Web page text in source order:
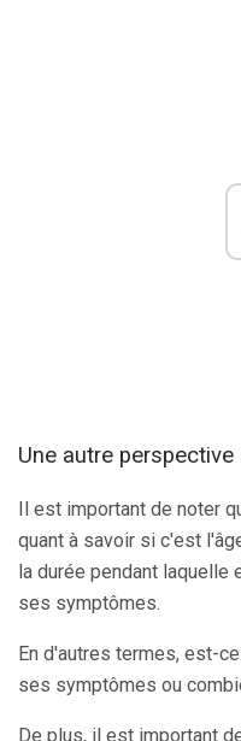
Une autre perspective
Il est important de noter
quant à savoir si c'est
la durée pendant laquelle
ses symptômes.
En d'autres termes, est-
ses symptômes ou
De plus, il est important